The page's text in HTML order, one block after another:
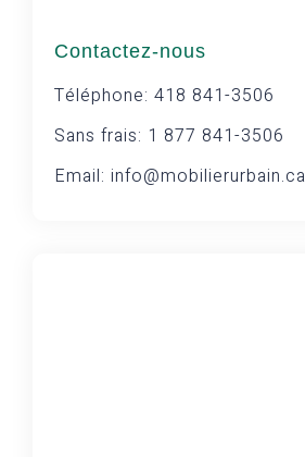
Contactez-nous
Téléphone: 418 841-3506
Sans frais: 1 877 841-3506
Email: info@mobilierurbain.ca